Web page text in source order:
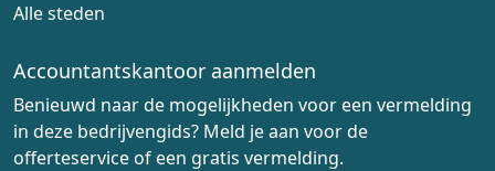
Alle steden
Accountantskantoor aanmelden
Benieuwd naar de mogelijkheden voor een vermelding
in deze bedrijvengids? Meld je aan voor de
offerteservice of een gratis vermelding.